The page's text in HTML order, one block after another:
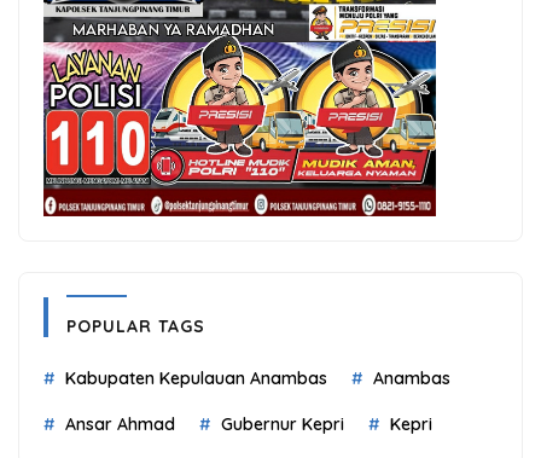
POPULAR TAGS
Kabupaten Kepulauan Anambas Anambas
Ansar Ahmad Gubernur Kepri Kepri